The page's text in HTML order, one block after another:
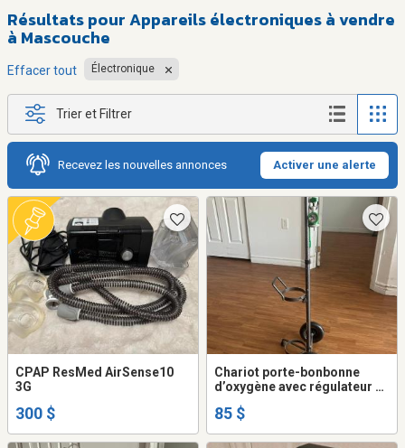
Résultats pourAppareils électroniques à vendre
à Mascouche
Effacer tout Électronique
Trier et Filtrer
Recevez les nouvelles annonces Activer une alerte
CPAP ResMed AirSense10
3G
300 $
Chariot porte-bonbonne
d’oxygène avec régulateur –
85 $